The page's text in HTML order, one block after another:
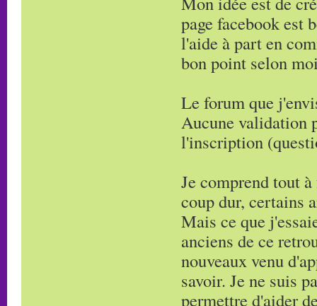
page facebook est
l'aide à part en
bon point selon
Le forum que
Aucune validation
l'inscription
Je comprend tout
coup dur, certains
Mais ce que
anciens de ce
nouveaux venu
savoir. Je ne suis
permettre d'aider